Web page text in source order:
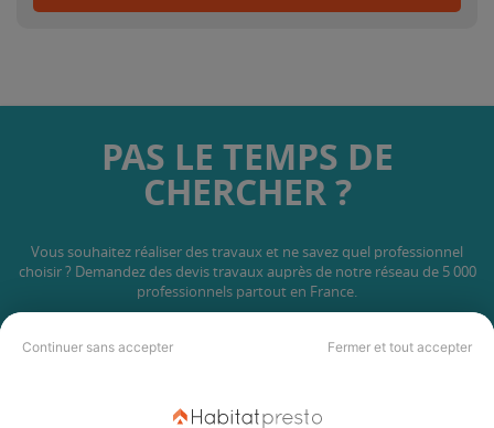
Continuer sans accepter Fermer et tout accepter
PAS LE TEMPS DE
CHERCHER ?
Vous souhaitez réaliser des travaux et ne savez quel professionnel
choisir ? Demandez des devis travaux auprès de notre réseau de 5 000
professionnels partout en France.